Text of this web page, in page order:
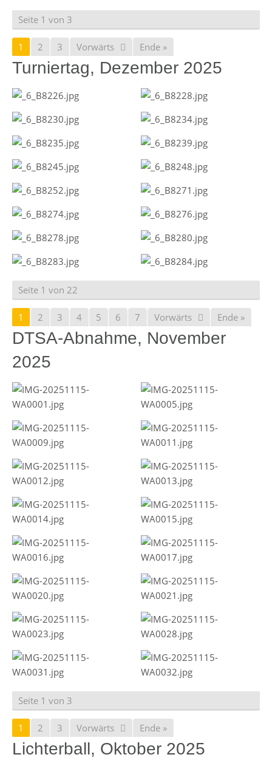
Seite 1 von 3
1 2 3 Vorwärts Ende »
Turniertag, Dezember 2025
Seite 1 von 22
1 2 3 4 5 6 7 Vorwärts Ende »
DTSA-Abnahme, November
2025
Seite 1 von 3
1 2 3 Vorwärts Ende »
Lichterball, Oktober 2025